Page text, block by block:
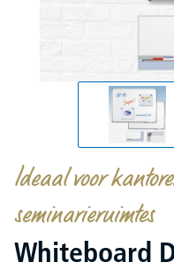
Ideaal voor
seminarieruimtes
Whiteboard